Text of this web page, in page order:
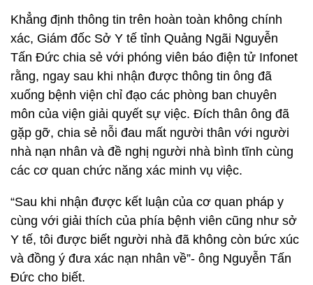
Khẳng định thông tin trên hoàn toàn không chính
xác, Giám đốc Sở Y tế tỉnh Quảng Ngãi Nguyễn
Tấn Đức chia sẻ với phóng viên báo điện tử Infonet
rằng, ngay sau khi nhận được thông tin ông đã
xuống bệnh viện chỉ đạo các phòng ban chuyên
môn của viện giải quyết sự việc. Đích thân ông đã
gặp gỡ, chia sẻ nỗi đau mất người thân với người
nhà nạn nhân và đề nghị người nhà bình tĩnh cùng
các cơ quan chức năng xác minh vụ việc.
“Sau khi nhận được kết luận của cơ quan pháp y
cùng với giải thích của phía bệnh viên cũng như sở
Y tế, tôi được biết người nhà đã không còn bức xúc
và đồng ý đưa xác nạn nhân về”- ông Nguyễn Tấn
Đức cho biết.